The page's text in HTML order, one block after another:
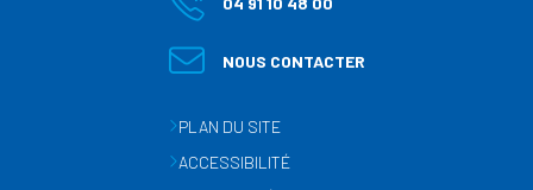
NOUS CONTACTER
PLAN DU SITE
ACCESSIBILITÉ